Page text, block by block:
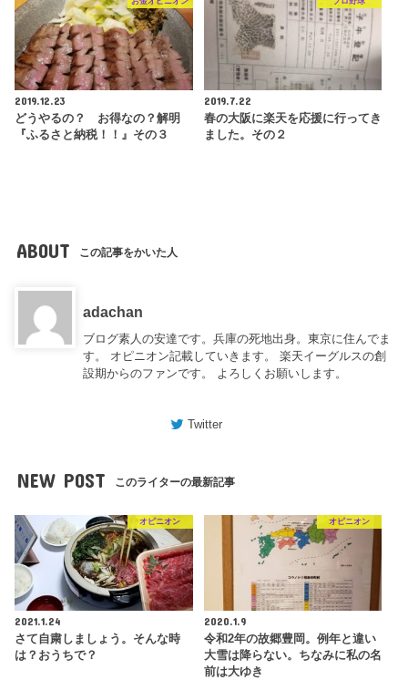
2019.12.23
どうやるの？ お得なの？解明
『ふるさと納税！！』その３
2019.7.22
春の大阪に楽天を応援に行ってき
ました。その２
ABOUT この記事をかいた人
adachan
ブログ素人の安達です。兵庫の死地出身。東京に住んでま
す。 オピニオン記載していきます。 楽天イーグルスの創
設期からのファンです。 よろしくお願いします。
Twitter
NEW POST このライターの最新記事
オピニオン
2021.1.24
さて自粛しましょう。そんな時
は？おうちで？
オピニオン
2020.1.9
令和2年の故郷豊岡。例年と違い
大雪は降らない。ちなみに私の名
前は大ゆき